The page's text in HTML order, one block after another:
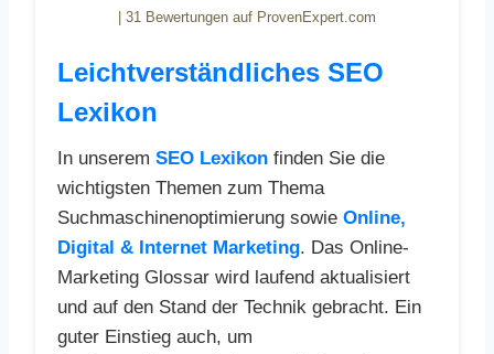
| 31 Bewertungen auf ProvenExpert.com
Leichtverständliches SEO
Lexikon
In unserem SEO Lexikon finden Sie die
wichtigsten Themen zum Thema
Suchmaschinenoptimierung sowie Online,
Digital & Internet Marketing. Das Online-
Marketing Glossar wird laufend aktualisiert
und auf den Stand der Technik gebracht. Ein
guter Einstieg auch, um